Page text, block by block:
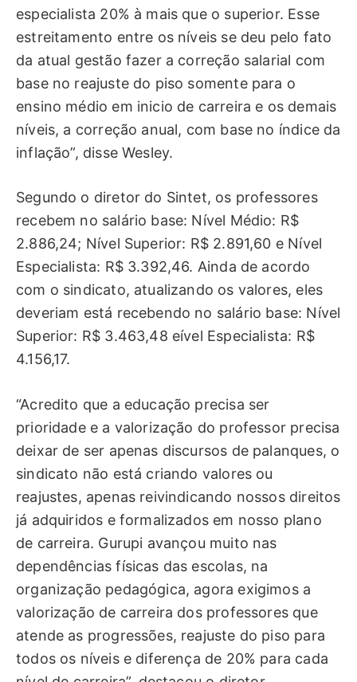
especialista 20% à mais que o superior. Esse
estreitamento entre os níveis se deu pelo fato
da atual gestão fazer a correção salarial com
base no reajuste do piso somente para o
ensino médio em inicio de carreira e os demais
níveis, a correção anual, com base no índice da
inflação”, disse Wesley.
Segundo o diretor do Sintet, os professores
recebem no salário base: Nível Médio: R$
2.886,24; Nível Superior: R$ 2.891,60 e Nível
Especialista: R$ 3.392,46. Ainda de acordo
com o sindicato, atualizando os valores, eles
deveriam está recebendo no salário base: Nível
Superior: R$ 3.463,48 eível Especialista: R$
4.156,17.
“Acredito que a educação precisa ser
prioridade e a valorização do professor precisa
deixar de ser apenas discursos de palanques, o
sindicato não está criando valores ou
reajustes, apenas reivindicando nossos direitos
já adquiridos e formalizados em nosso plano
de carreira. Gurupi avançou muito nas
dependências físicas das escolas, na
organização pedagógica, agora exigimos a
valorização de carreira dos professores que
atende as progressões, reajuste do piso para
todos os níveis e diferença de 20% para cada